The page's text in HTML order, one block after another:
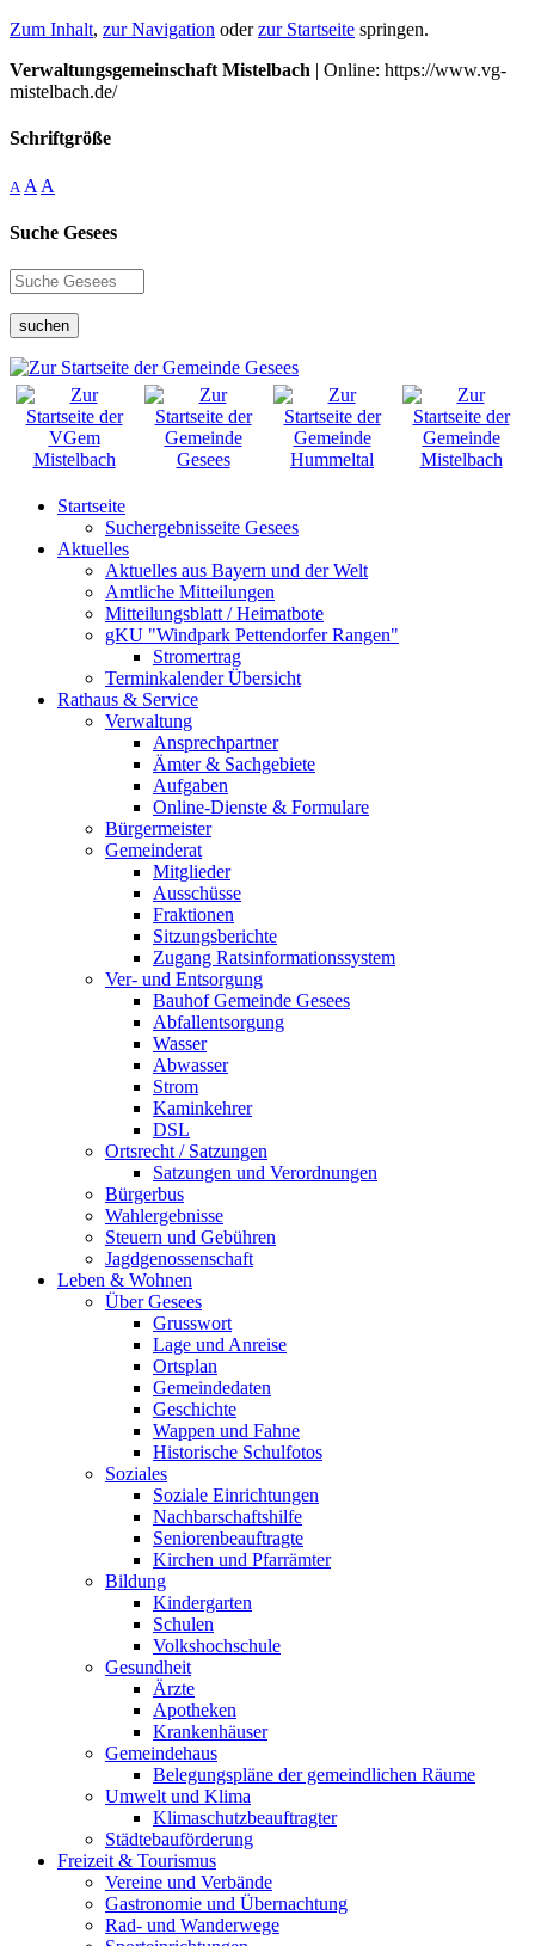
Zum Inhalt, zur Navigation oderzur Startseite springen.
Verwaltungsgemeinschaft Mistelbach | Online: https://www.vg-
mistelbach.de/
Schriftgröße
A A A
Suche Gesees
suchen
Startseite
Suchergebnisseite Gesees
Aktuelles
Aktuelles aus Bayern und der Welt
Amtliche Mitteilungen
Mitteilungsblatt / Heimatbote
gKU "Windpark Pettendorfer Rangen"
Stromertrag
Terminkalender Übersicht
Rathaus & Service
Verwaltung
Ansprechpartner
Ämter & Sachgebiete
Aufgaben
Online-Dienste & Formulare
Bürgermeister
Gemeinderat
Mitglieder
Ausschüsse
Fraktionen
Sitzungsberichte
Zugang Ratsinformationssystem
Ver- und Entsorgung
Bauhof Gemeinde Gesees
Abfallentsorgung
Wasser
Abwasser
Strom
Kaminkehrer
DSL
Ortsrecht / Satzungen
Satzungen und Verordnungen
Bürgerbus
Wahlergebnisse
Steuern und Gebühren
Jagdgenossenschaft
Leben & Wohnen
Über Gesees
Grusswort
Lage und Anreise
Ortsplan
Gemeindedaten
Geschichte
Wappen und Fahne
Historische Schulfotos
Soziales
Soziale Einrichtungen
Nachbarschaftshilfe
Seniorenbeauftragte
Kirchen und Pfarrämter
Bildung
Kindergarten
Schulen
Volkshochschule
Gesundheit
Ärzte
Apotheken
Krankenhäuser
Gemeindehaus
Belegungspläne der gemeindlichen Räume
Umwelt und Klima
Klimaschutzbeauftragter
Städtebauförderung
Freizeit & Tourismus
Vereine und Verbände
Gastronomie und Übernachtung
Rad- und Wanderwege